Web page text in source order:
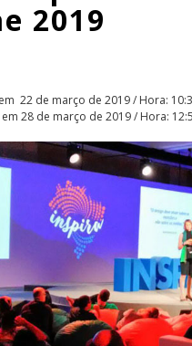
2019
22 de março de 2019 / Hora:
28 de março de 2019 / Hora: